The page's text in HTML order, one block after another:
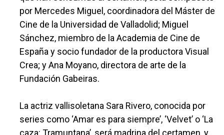
por Mercedes Miguel, coordinadora del Máster de
Cine de la Universidad de Valladolid; Miguel
Sánchez, miembro de la Academia de Cine de
España y socio fundador de la productora Visual
Crea; y Ana Moyano, directora de arte de la
Fundación Gabeiras.
La actriz vallisoletana Sara Rivero, conocida por
series como ‘Amar es para siempre’, ‘Velvet’ o ‘La
caza: Tramuntana’, será madrina del certamen, y